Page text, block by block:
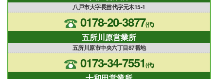
八戸市大字長苗代字元木15-1
0178-20-3877(代)
五所川原営業所
五所川原市中央六丁目87番地
0173-34-7551(代)